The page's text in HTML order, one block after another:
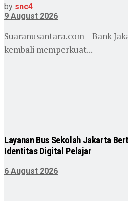
by snc4
9 August 2026
Suaranusantara.com – Bank
kembali memperkuat...
Layanan Bus Sekolah Jakarta
Identitas Digital Pelajar
6 August 2026